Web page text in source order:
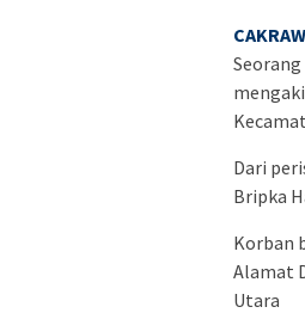
Dari
Bripka
Korban
Alamat
Utara